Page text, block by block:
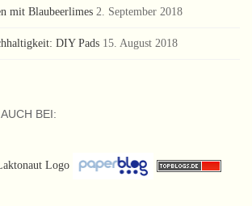
mit Blaubeerlimes 2. September 2018
DIY Pads 15. August 2018
BEI: